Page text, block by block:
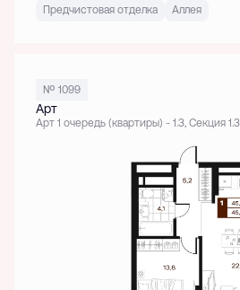
Предчистовая отделка Аллея
№ 1099
Арт
Арт 1 очередь (квартиры) - 1.3, Секция